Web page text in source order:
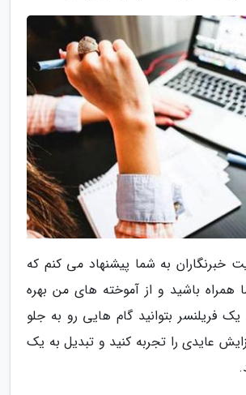
خبرنگاران به شما پیشنهاد می کنم که
همراه باشید و از آموخته های من بهره
یک فریلنسر بتوانید گام هایی رو به جلو
عایدی را تجربه کنید و تبدیل به یک